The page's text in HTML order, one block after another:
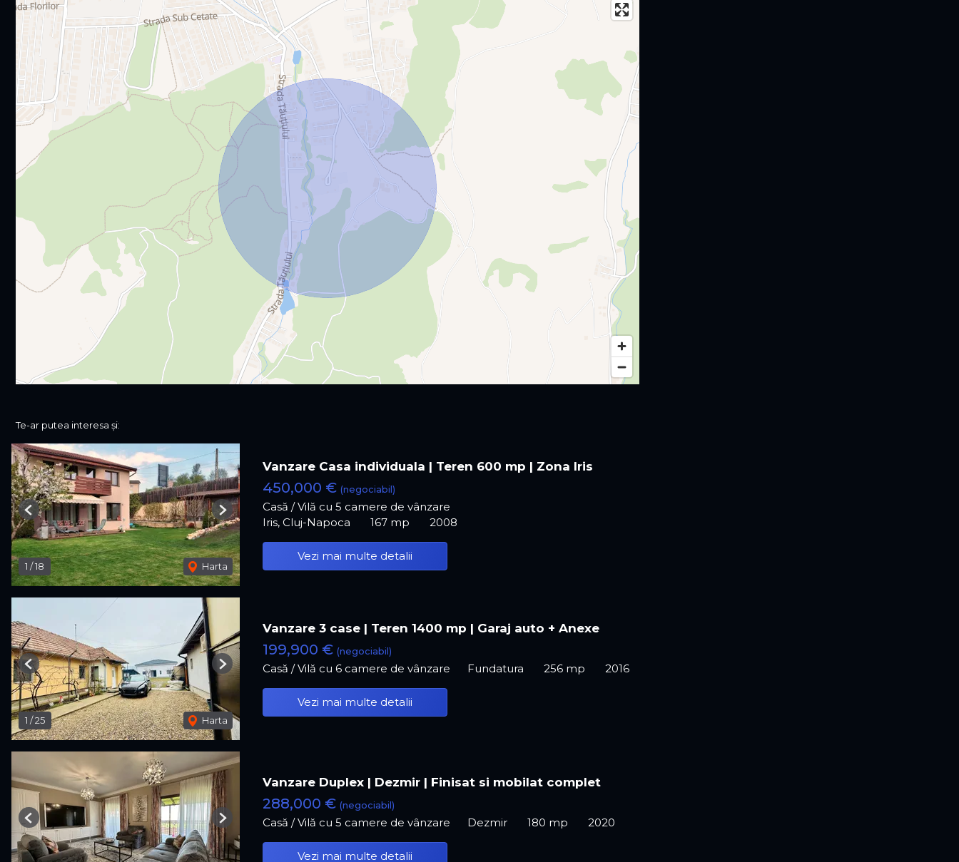
Te-ar putea interesa și:
1 /18 Harta
Previous Next
Vanzare Casa individuala | Teren 600 mp | Zona Iris
450,000 € (negociabil)
Casă / Vilă cu 5 camere de vânzare
Iris, Cluj-Napoca
167 mp 2008
Vezi mai multe detalii
1 /25 Harta
Previous Next
Vanzare 3 case | Teren 1400 mp | Garaj auto + Anexe
199,900 € (negociabil)
Casă / Vilă cu 6 camere de vânzare Fundatura 256 mp 2016
Vezi mai multe detalii
Previous Next
Vanzare Duplex | Dezmir | Finisat si mobilat complet
288,000 € (negociabil)
Casă / Vilă cu 5 camere de vânzare Dezmir 180 mp 2020
Vezi mai multe detalii